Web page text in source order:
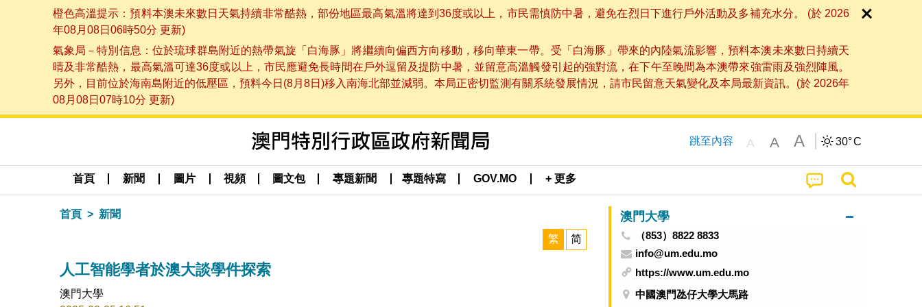
橙色高溫提示：預料本澳未來數日天氣持續非常酷熱，部份地區最高氣溫將達到36度或以上，市民需慎防中暑，避免在烈日下進行戶外活動及多補充水分。 (於 2026
年08月08日06時50分 更新)
氣象局－特別信息：位於琉球群島附近的熱帶氣旋「白海豚」將繼續向偏西方向移動，移向華東一帶。受「白海豚」帶來的內陸氣流影響，預料本澳未來數日持續天
晴及非常酷熱，最高氣溫可達36度或以上，市民應避免長時間在戶外逗留及提防中暑，並留意高溫觸發引起的強對流，在下午至晚間為本澳帶來強雷雨及強烈陣風。
另外，目前位於海南島附近的低壓區，預料今日(8月8日)移入南海北部並減弱。本局正密切監測有關系統發展情況，請市民留意天氣變化及本局最新資訊。(於 2026年
08月08日07時10分 更新)
跳至內容 A A A 30°C
首頁 新聞 圖片 視頻 圖文包 專題新聞 專題特寫 GOV.MO + 更多
首頁 新聞
繁 简
人工智能學者於澳大談學件探索
澳門大學
澳門大學
（853）8822 8833
info@um.edu.mo
https://www.um.edu.mo
中國澳門氹仔大學大馬路